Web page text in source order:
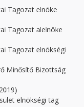
Tagozat elnöke
Tagozat alelnöke
Tagozat elnökségi
Minősítő Bizottság
elnökségi tag